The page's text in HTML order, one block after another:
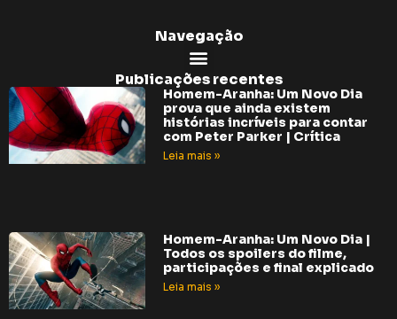
Navegação
Publicações recentes
Homem-Aranha: Um Novo Dia
prova que ainda existem
histórias incríveis para contar
com Peter Parker | Crítica
Leia mais »
Homem-Aranha: Um Novo Dia |
Todos os spoilers do filme,
participações e final explicado
Leia mais »